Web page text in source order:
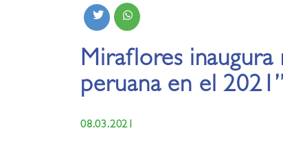
Miraflores inaugura
peruana en el 2021”
08.03.2021